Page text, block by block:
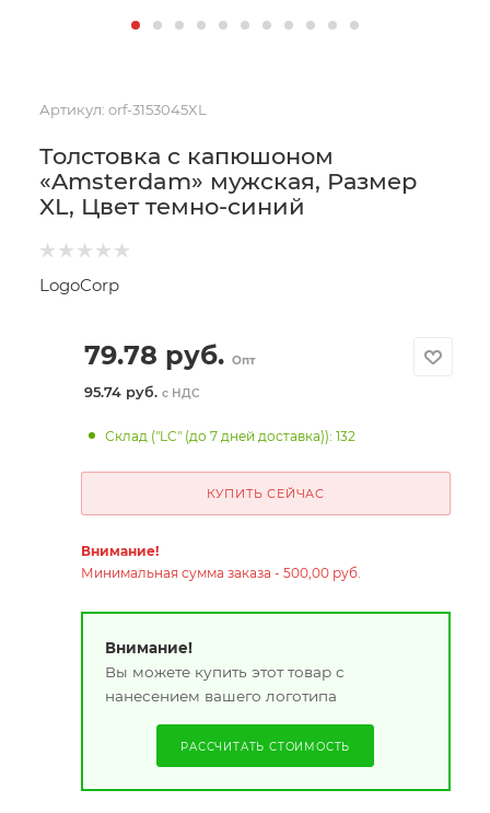
Артикул: orf-3153045XL
Толстовка с капюшоном
«Amsterdam» мужская, Размер
XL, Цвет темно-синий
LogoCorp
79.78 руб. Опт
95.74 руб. с НДС
Склад ("LC" (до 7 дней доставка)): 132
КУПИТЬ СЕЙЧАС
Внимание!
Минимальная сумма заказа - 500,00 руб.
Внимание!
Вы можете купить этот товар с
нанесением вашего логотипа
РАССЧИТАТЬ СТОИМОСТЬ